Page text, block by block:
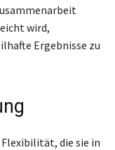
wird,
Ergebnisse zu
die sie in